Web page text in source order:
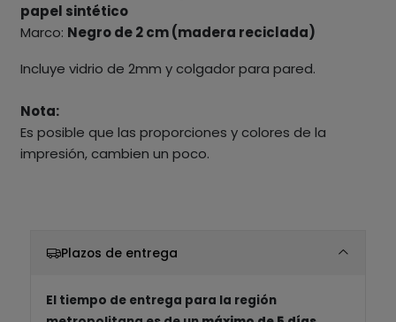
papel sintético
Marco: Negro de 2 cm (madera reciclada)
Incluye vidrio de 2mm y colgador para pared.
Nota:
Es posible que las proporciones y colores de la
impresión, cambien un poco.
Plazos de entrega
El tiempo de entrega para la región